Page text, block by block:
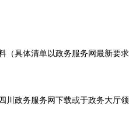
（具体清单以政务服务网最新要求
川政务服务网下载或于政务大厅领